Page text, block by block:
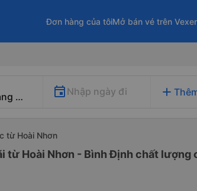
Đơn hàng của tôiMở bán vé trên
Nhập ngày đi add
từ Hoài Nhơn
từ Hoài Nhơn - Bình Định chất lượng